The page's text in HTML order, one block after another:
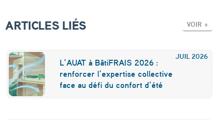
ARTICLES LIÉS VOIR +
JUIL 2026
L’AUAT à BâtiFRAIS 2026 :
renforcer l’expertise collective
face au défi du confort d’été